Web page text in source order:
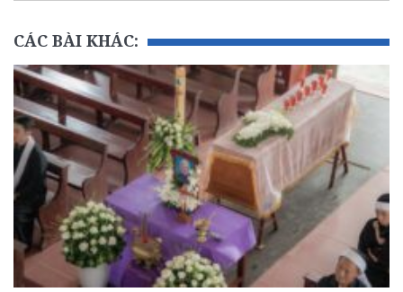
CÁC BÀI KHÁC: